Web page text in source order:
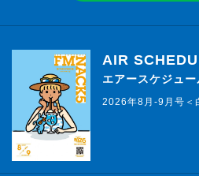
AIR
エアースケジュー
2026年8月-9月号＜